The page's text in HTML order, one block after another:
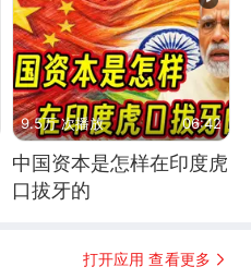
9.5万 次播放 06:42
中国资本是怎样在印度虎
口拔牙的
打开应用 查看更多